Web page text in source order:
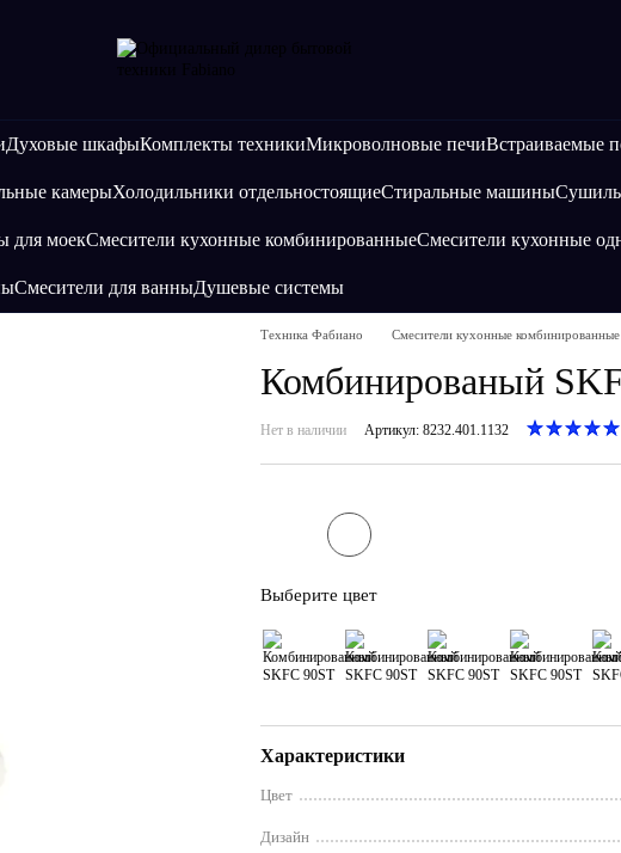
Духовые шкафыКомплекты техникиМикроволновые печиВстраиваемые
камерыХолодильники отдельностоящиеСтиральные машины
для моекСмесители кухонные комбинированныеСмесители кухонные
Смесители для ванныДушевые системы
Техника Фабиано Смесители кухонные комбинированные
Комбинированый
Нет в наличии Артикул: 8232.401.1132
Выберите цвет
Характеристики
Цвет
Дизайн